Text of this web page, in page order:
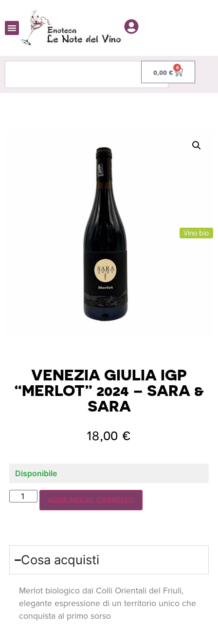
0,00 €
0
Vino bio
VENEZIA GIULIA IGP
“MERLOT” 2024 – SARA &
SARA
18,00 €
Disponibile
AGGIUNGI AL CARRELLO
Cosa acquisti
Merlot biologico dai Colli Orientali del Friuli,
elegante espressione di un territorio unico che
conquista al primo sorso